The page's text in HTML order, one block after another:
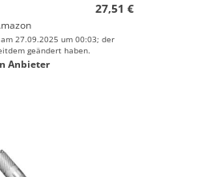
27,51 €
27.09.2025 um 00:03; der
geändert haben.
Anbieter